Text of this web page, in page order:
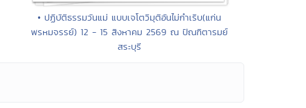
• ปฏิบัติธรรมวันแม่ แบบเจโตวิมุติอันไม่กำเริบ(แก่น
พรหมจรรย์) 12 - 15 สิงหาคม 2569 ณ ปัณฑิตารมย์
สระบุรี